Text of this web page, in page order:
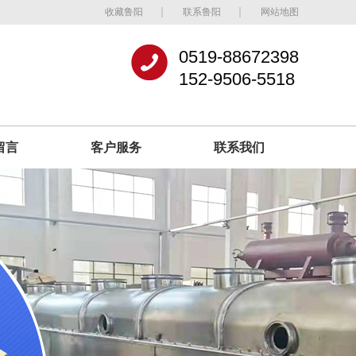
收藏鲁阳 联系鲁阳 网站地图
0519-88672398
152-9506-5518
言 客户服务 联系我们